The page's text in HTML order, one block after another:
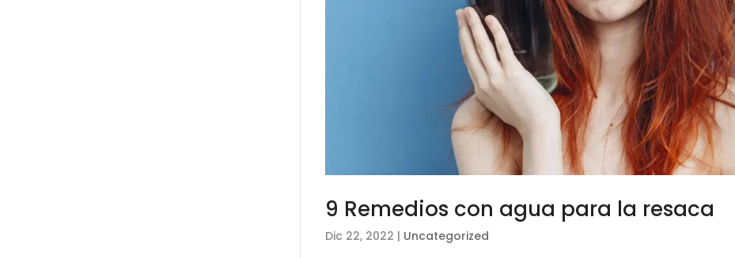
9 Remedios con agua para la resaca
Dic 22, 2022 | Uncategorized